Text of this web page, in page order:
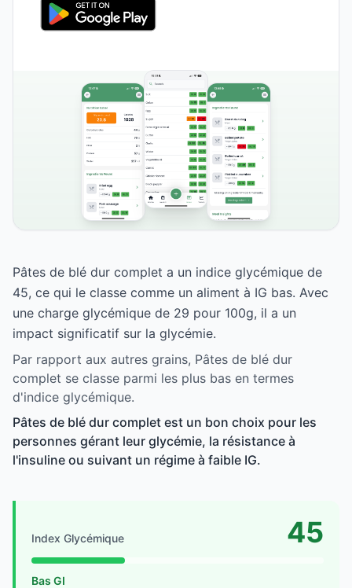
Pâtes de blé dur complet a un indice glycémique de
45, ce qui le classe comme un aliment à IG bas. Avec
une charge glycémique de 29 pour 100g, il a un
impact significatif sur la glycémie.
Par rapport aux autres grains, Pâtes de blé dur
complet se classe parmi les plus bas en termes
d'indice glycémique.
Pâtes de blé dur complet est un bon choix pour les
personnes gérant leur glycémie, la résistance à
l'insuline ou suivant un régime à faible IG.
Index Glycémique 45
Bas GI